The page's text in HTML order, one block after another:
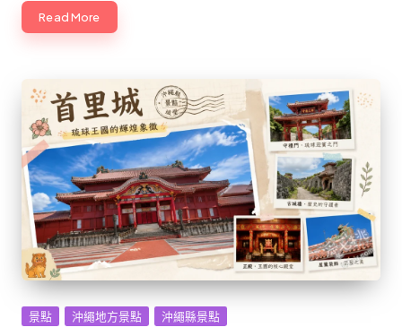
Read More
Posted
景點 沖繩地方景點 沖繩縣景點